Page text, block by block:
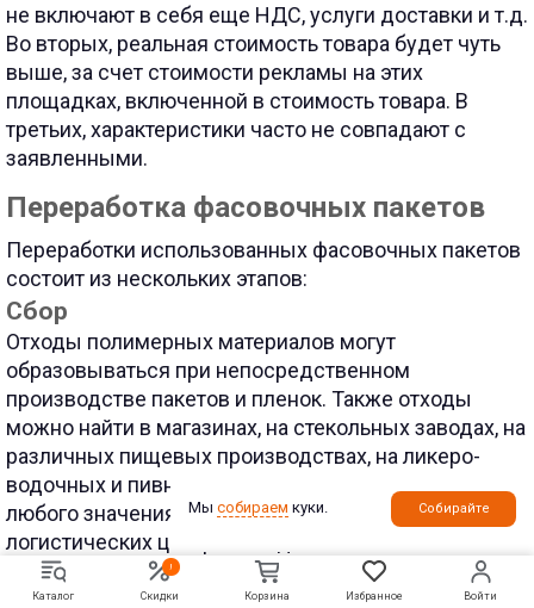
не включают в себя еще НДС, услуги доставки и т.д.
Во вторых, реальная стоимость товара будет чуть
выше, за счет стоимости рекламы на этих
площадках, включенной в стоимость товара. В
третьих, характеристики часто не совпадают с
заявленными.
Переработка фасовочных пакетов
Переработки использованных фасовочных пакетов
состоит из нескольких этапов:
Сбор
Отходы полимерных материалов могут
образовываться при непосредственном
производстве пакетов и пленок. Также отходы
можно найти в магазинах, на стекольных заводах, на
различных пищевых производствах, на ликеро-
водочных и пивных заводах, а также на складах
любого значения, на таможенных терминалах, в
логистических центрах и т. д.
Каталог
!
Скидки Корзина Избранное Войти
Мы собираем куки. Собирайте